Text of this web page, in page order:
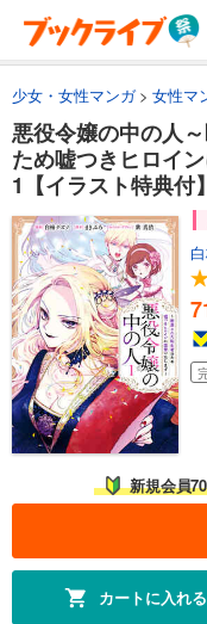
少女・女性マンガ 女性マ
悪役令嬢の中の人
ため嘘つきヒロイ
1【イラスト特典付】
新規会員
カートに入れる